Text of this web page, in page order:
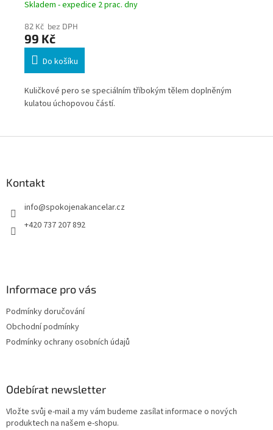
Skladem - expedice 2 prac. dny
82 Kč bez DPH
99 Kč
Do košíku
Kuličkové pero se speciálním tříbokým tělem doplněným
kulatou úchopovou částí.
Kontakt
info@spokojenakancelar.cz
+420 737 207 892
Informace pro vás
Podmínky doručování
Obchodní podmínky
Podmínky ochrany osobních údajů
Odebírat newsletter
Vložte svůj e-mail a my vám budeme zasílat informace o nových
produktech na našem e-shopu.